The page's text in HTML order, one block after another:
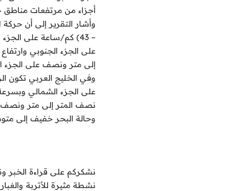
أجزاء من مرتفعات مناطق
على الجزء الجنوبي
إلى متر ونصف على الجزء
نصف المتر إلى متر ونصف
وحالة البحر خفيف إلى
نشكركم على قراءة الخبر
نشطة مثيرة للأتربة